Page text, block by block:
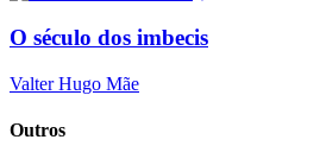
O século dos imbecis
Valter Hugo Mãe
Outros